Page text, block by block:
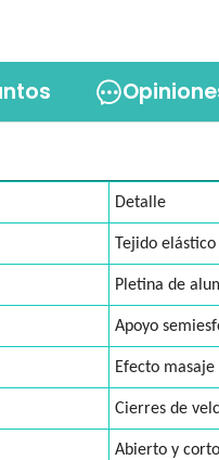
Detalle
Tejido
Pletina de
Apoyo
Efecto
Cierres de
Abierto y